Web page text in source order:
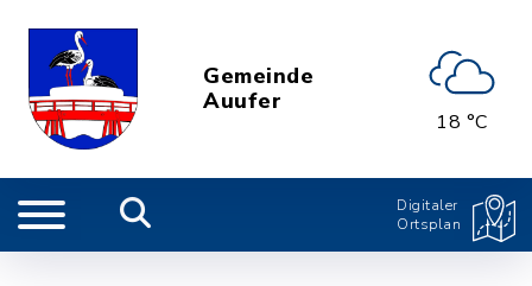
Gemeinde
Auufer
18 °C
Digitaler
Ortsplan